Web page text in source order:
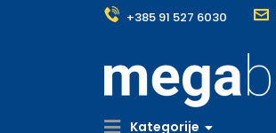
+385 91 527 6030
Kategorije